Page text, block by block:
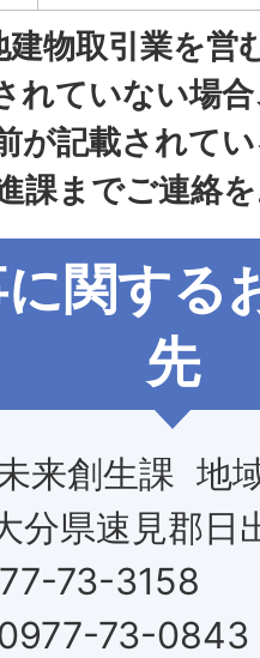
建物取引業を営
れていない場
が記載されて
課までご連絡
関する
先
来創生課 地
分県速見郡日
73-3158
73-0843